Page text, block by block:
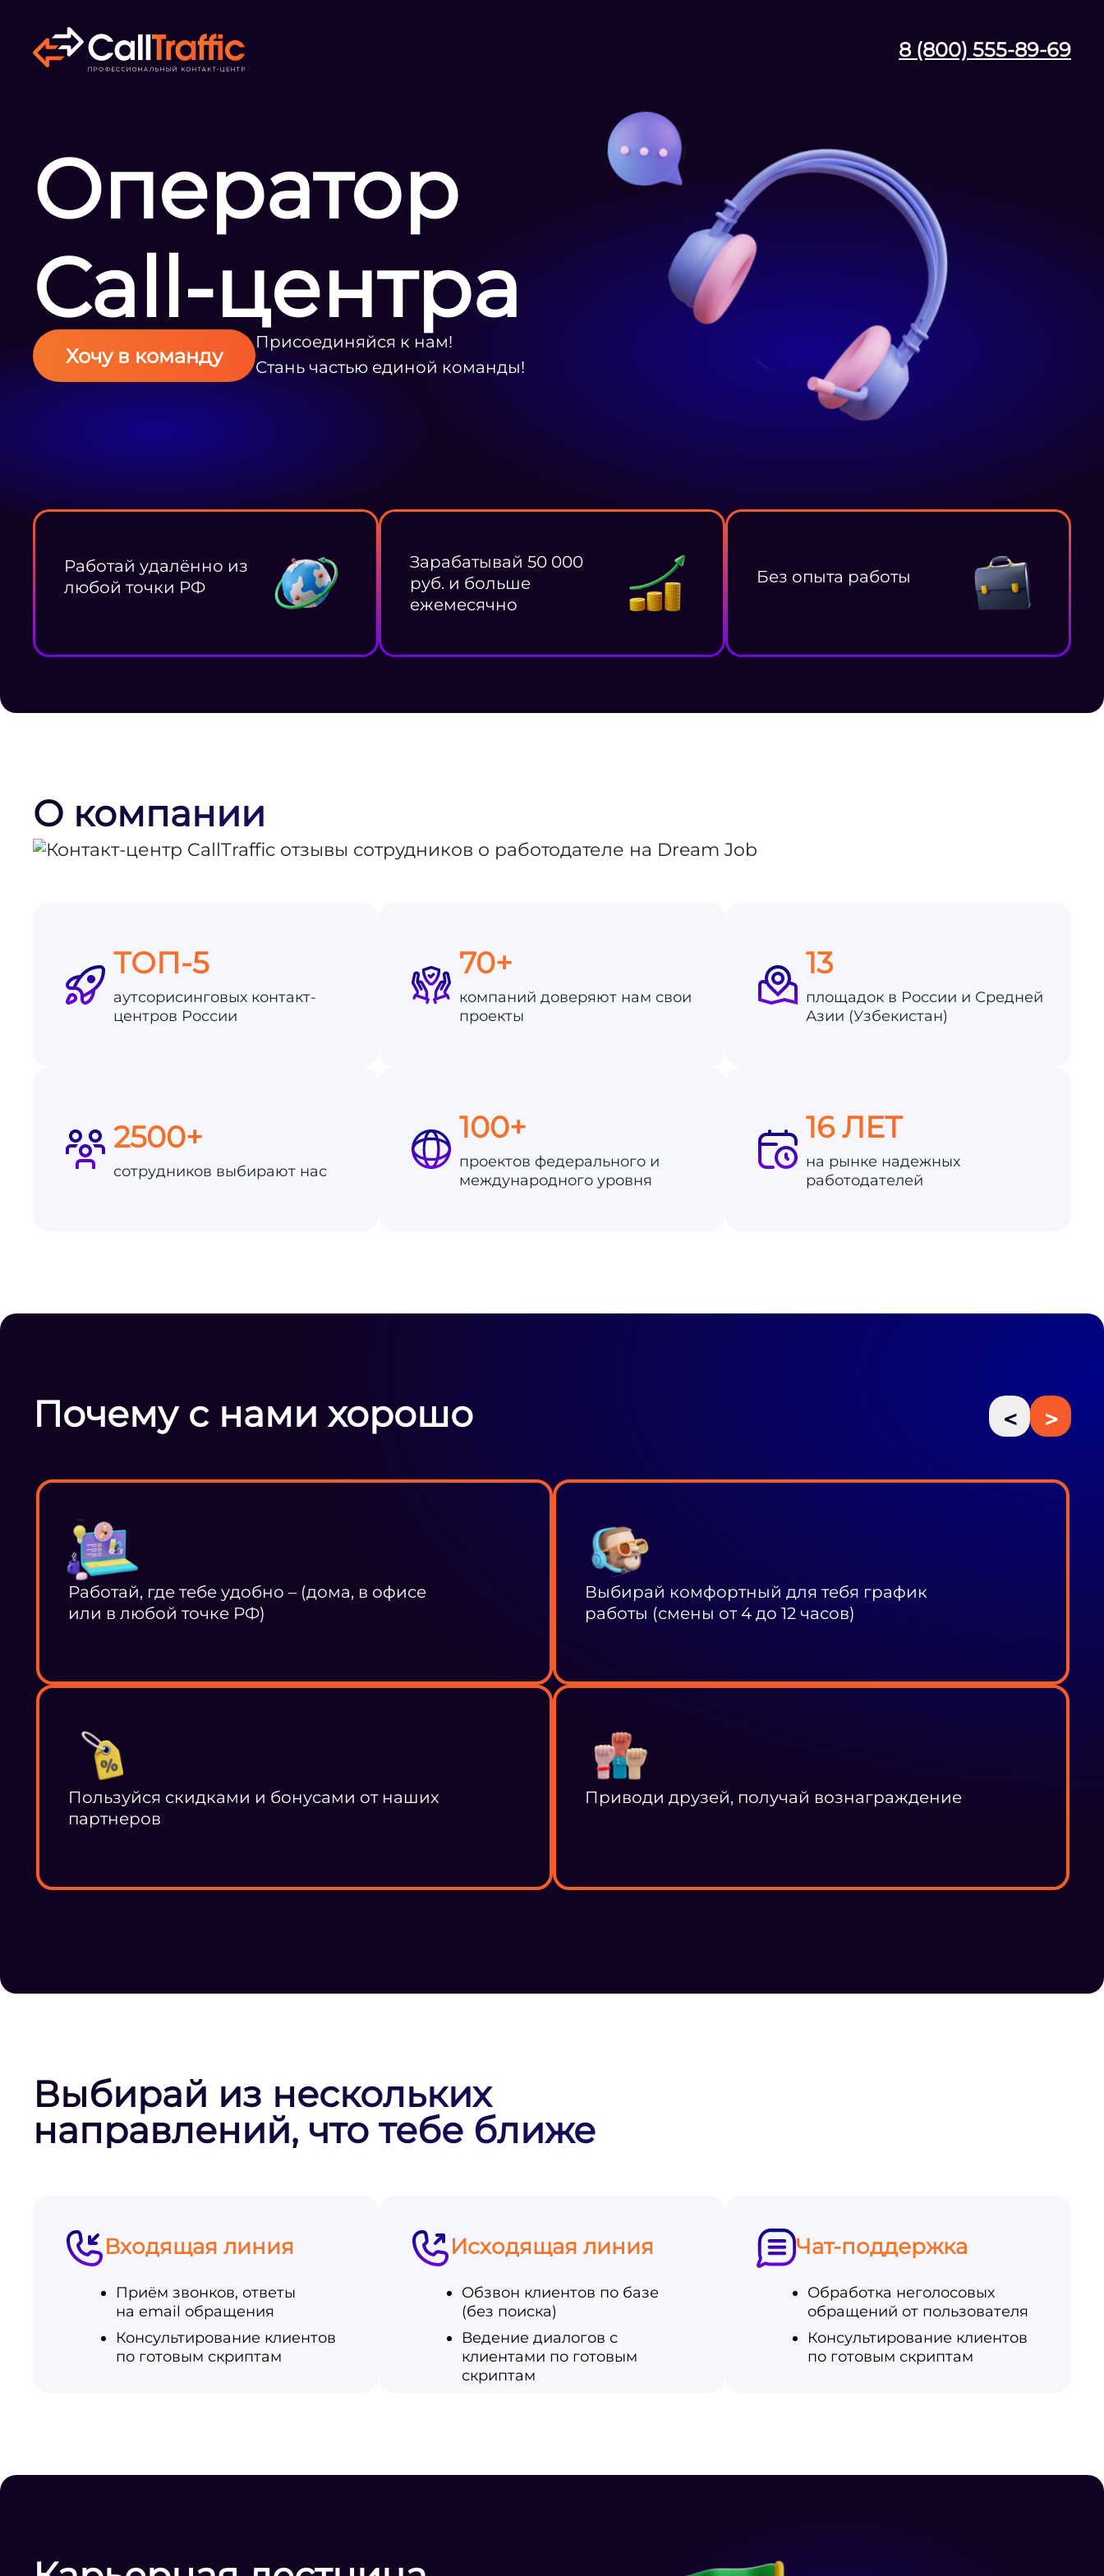
8 (800) 555-89-69
Оператор
Call-центра
Хочу в команду
Присоединяйся к нам!
Стань частью единой команды!
Работай удалённо из
любой точки РФ
Зарабатывай 50 000
руб. и больше
ежемесячно
Без опыта работы
О компании
ТОП-5
аутсорисинговых контакт-
центров России
70+
компаний доверяют нам свои
проекты
13
площадок в России и Средней
Азии (Узбекистан)
2500+
сотрудников выбирают нас
100+
проектов федерального и
международного уровня
16 ЛЕТ
на рынке надежных
работодателей
Почему с нами хорошо < >
Работай, где тебе удобно – (дома, в офисе
или в любой точке РФ)
Выбирай комфортный для тебя график
работы (смены от 4 до 12 часов)
Пользуйся скидками и бонусами от наших
партнеров
Приводи друзей, получай вознаграждение
Выбирай из нескольких
направлений, что тебе ближе
Входящая линия
Приём звонков, ответы
на email обращения
Консультирование клиентов
по готовым скриптам
Исходящая линия
Обзвон клиентов по базе
(без поиска)
Ведение диалогов с
клиентами по готовым
скриптам
Чат-поддержка
Обработка неголосовых
обращений от пользователя
Консультирование клиентов
по готовым скриптам